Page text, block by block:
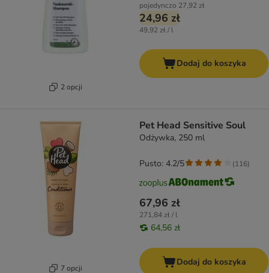
2 opcji
pojedynczo 27,92 zł
24,96 zł
49,92 zł / l
Dodaj do koszyka
7 opcji
Pet Head Sensitive Soul
Odżywka, 250 ml
67,96 zł
271,84 zł / l
64,56 zł
Pusto: 4.2/5 (116)
Dodaj do koszyka